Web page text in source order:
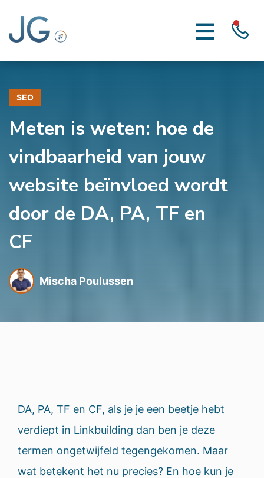
SEO
Meten is weten: hoe de
vindbaarheid van jouw
website beïnvloed wordt
door de DA, PA, TF en
CF
Mischa Poulussen
DA, PA, TF en CF, als je je een beetje hebt
verdiept in Linkbuilding dan ben je deze
termen ongetwijfeld tegengekomen. Maar
wat betekent het nu precies? En hoe kun je